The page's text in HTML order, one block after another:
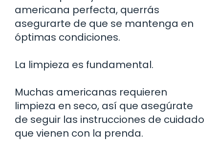
americana perfecta, querrás
asegurarte de que se mantenga en
óptimas condiciones.
La limpieza es fundamental.
Muchas americanas requieren
limpieza en seco, así que asegúrate
de seguir las instrucciones de cuidado
que vienen con la prenda.